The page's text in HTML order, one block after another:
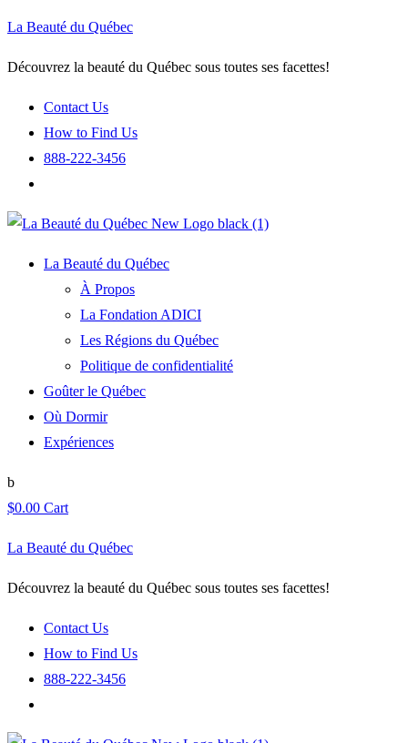
La Beauté du Québec
Découvrez la beauté du Québec sous toutes ses facettes!
Contact Us
How to Find Us
888-222-3456
La Beauté du Québec
À Propos
La Fondation ADICI
Les Régions du Québec
Politique de confidentialité
Goûter le Québec
Où Dormir
Expériences
$0.00 Cart
La Beauté du Québec
Découvrez la beauté du Québec sous toutes ses facettes!
Contact Us
How to Find Us
888-222-3456